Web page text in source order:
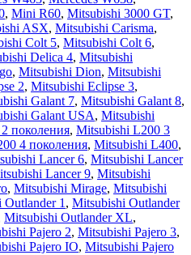
, Mini R60, Mitsubishi 3000 GT,
ASX, Mitsubishi Carisma,
Colt 5, Mitsubishi Colt 6,
Delica 4, Mitsubishi
, Mitsubishi Dion, Mitsubishi
2, Mitsubishi Eclipse 3,
Galant 7, Mitsubishi Galant 8,
Galant USA, Mitsubishi
поколения, Mitsubishi L200 3
4 поколения, Mitsubishi L400,
Lancer 6, Mitsubishi Lancer
Lancer 9, Mitsubishi
, Mitsubishi Mirage, Mitsubishi
1 , Mitsubishi Outlander
Mitsubishi Outlander XL,
Pajero 2, Mitsubishi Pajero 3,
Pajero IO, Mitsubishi Pajero